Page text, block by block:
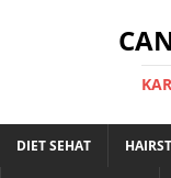
DIET SEHAT